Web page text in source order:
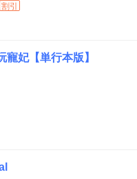
割引
寵妃【単行本版】